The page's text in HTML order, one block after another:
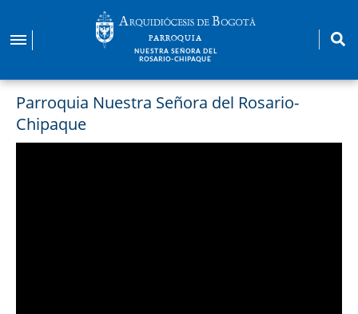
contenido
PARROQUIA
NUESTRA SEÑORA DEL
ROSARIO-CHIPAQUE
Parroquia Nuestra Señora del Rosario-
Chipaque